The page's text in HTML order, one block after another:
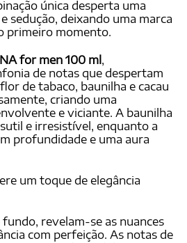
única desperta uma
sedução, deixando uma marca
primeiro momento.
for men 100 ml ,
de notas que despertam
de tabaco, baunilha e cacau
criando uma
e viciante. A baunilha
e irresistível, enquanto a
profundidade e uma aura
um toque de elegância
revelam-se as nuances
com perfeição. As notas de